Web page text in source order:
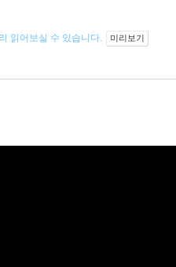
읽어보실 수 있습니다. 미리보기